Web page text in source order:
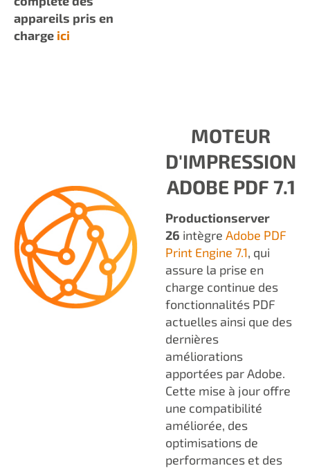
appareils pris en
charge ici
MOTEUR
D'IMPRESSION
ADOBE PDF 7.1
Productionserver
26 intègre Adobe PDF
Print Engine 7.1, qui
assure la prise en
charge continue des
fonctionnalités PDF
actuelles ainsi que des
dernières
améliorations
apportées par Adobe.
Cette mise à jour offre
une compatibilité
améliorée, des
optimisations de
performances et des